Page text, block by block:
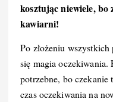
kosztując niewiele, bo
kawiarni!
Po złożeniu
się magia oczekiwania.
potrzebne, bo czekanie
czas oczekiwania na